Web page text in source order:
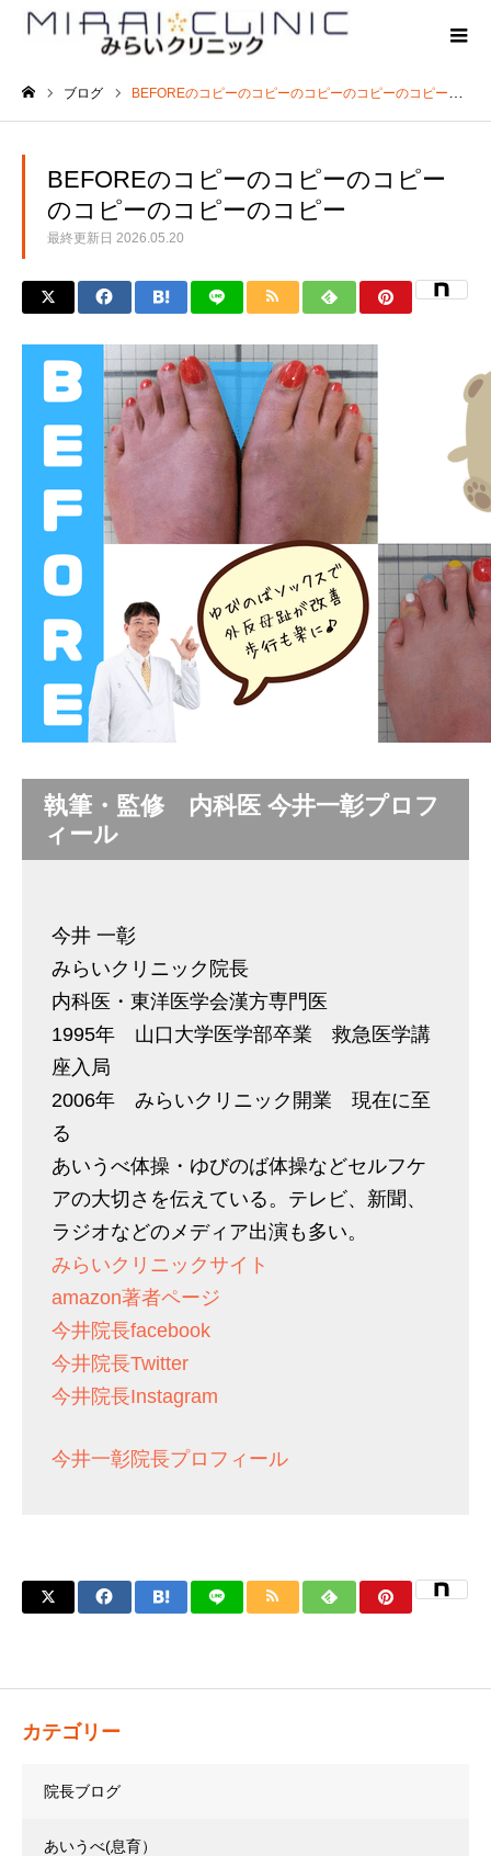
ブログ BEFOREのコピーのコピーのコピーのコピーのコピーのコピー
BEFOREのコピーのコピーのコピー
のコピーのコピーのコピー
最終更新日 2026.05.20
執筆・監修 内科医 今井一彰プロフ
ィール
今井 一彰
みらいクリニック院長
内科医・東洋医学会漢方専門医
1995年 山口大学医学部卒業 救急医学講
座入局
2006年 みらいクリニック開業 現在に至
る
あいうべ体操・ゆびのば体操などセルフケ
アの大切さを伝えている。テレビ、新聞、
ラジオなどのメディア出演も多い。
みらいクリニックサイト
amazon著者ページ
今井院長facebook
今井院長Twitter
今井院長Instagram
今井一彰院長プロフィール
カテゴリー
院長ブログ
あいうべ(息育）